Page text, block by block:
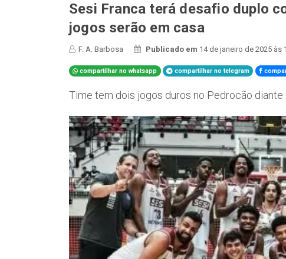
Sesi Franca terá desafio duplo
jogos serão em casa
F. A. Barbosa Publicado em 14 de janeiro de 2025 às
compartilhar no whatsapp compartilhar no telegram
Time tem dois jogos duros no Pedrocão diante